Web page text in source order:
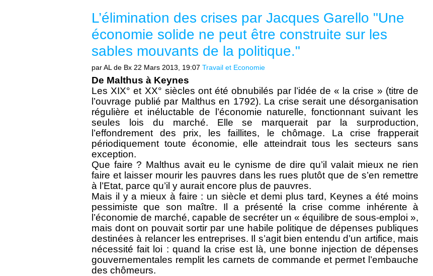
L’élimination des crises par Jacques Garello "Une
économie solide ne peut être construite sur les
sables mouvants de la politique."
par AL de Bx 22 Mars 2013, 19:07 Travail et Economie
De Malthus à Keynes
Les XIX° et XX° siècles ont été obnubilés par l’idée de « la crise » (titre de
l’ouvrage publié par Malthus en 1792). La crise serait une désorganisation
régulière et inéluctable de l’économie naturelle, fonctionnant suivant les
seules lois du marché. Elle se marquerait par la surproduction,
l’effondrement des prix, les faillites, le chômage. La crise frapperait
périodiquement toute économie, elle atteindrait tous les secteurs sans
exception.
Que faire ? Malthus avait eu le cynisme de dire qu’il valait mieux ne rien
faire et laisser mourir les pauvres dans les rues plutôt que de s’en remettre
à l’Etat, parce qu’il y aurait encore plus de pauvres.
Mais il y a mieux à faire : un siècle et demi plus tard, Keynes a été moins
pessimiste que son maître. Il a présenté la crise comme inhérente à
l’économie de marché, capable de secréter un « équilibre de sous-emploi »,
mais dont on pouvait sortir par une habile politique de dépenses publiques
destinées à relancer les entreprises. Il s’agit bien entendu d’un artifice, mais
nécessité fait loi : quand la crise est là, une bonne injection de dépenses
gouvernementales remplit les carnets de commande et permet l’embauche
des chômeurs.